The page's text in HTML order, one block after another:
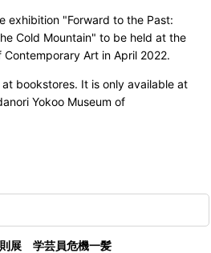
exhibition "Forward to the Past:
Cold Mountain" to be held at the
Contemporary Art in April 2022.
bookstores. It is only available at
Yokoo Museum of
展 学芸員危機一髪